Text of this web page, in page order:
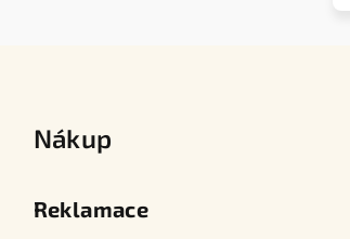
Nákup
Reklamace